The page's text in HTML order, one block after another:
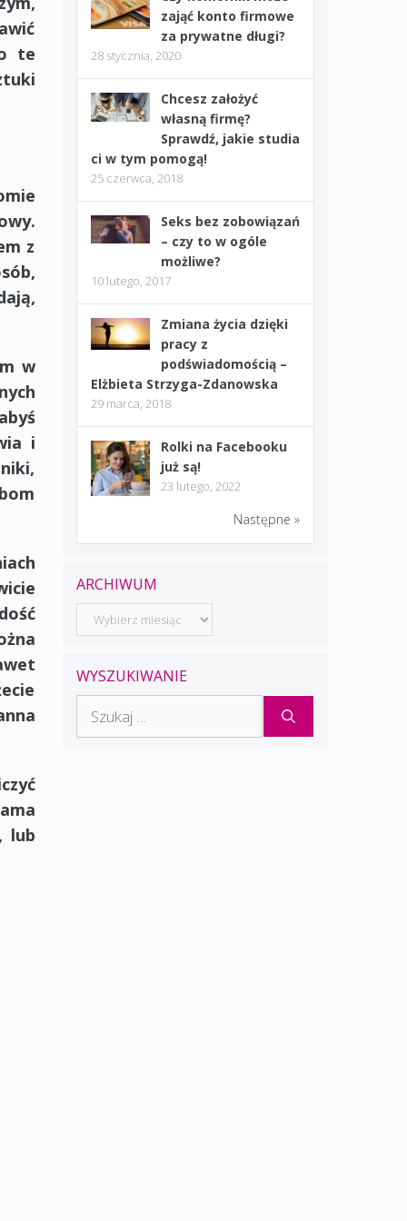
te
z
w
i
lub
zająć konto firmowe
za prywatne długi?
28 stycznia, 2020
Chcesz założyć
własną firmę?
Sprawdź, jakie studia
ci w tym pomogą!
25 czerwca, 2018
Seks bez zobowiązań
– czy to w ogóle
możliwe?
10 lutego, 2017
Zmiana życia dzięki
pracy z
podświadomością –
Elżbieta Strzyga-Zdanowska
29 marca, 2018
Rolki na Facebooku
już są!
23 lutego, 2022
Następne »
ARCHIWUM
Archiwum
WYSZUKIWANIE